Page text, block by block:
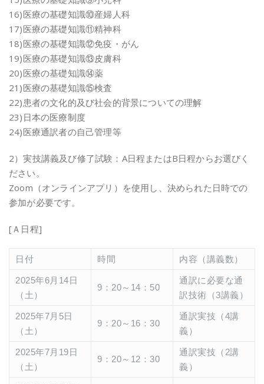
16)医療の基礎知識⑩産婦人科
17)医療の基礎知識⑪精神科
18)医療の基礎知識⑫免疫・がん
19)医療の基礎知識⑬皮膚科
20)医療の基礎知識⑭薬
21)医療の基礎知識⑮検査
22)患者の文化的及び社会的背景についての理解
23)日本の医療制度
24)医療通訳者の自己管理等
2）実技講義及び修了試験：A日程またはB日程からお選びく
ださい。
Zoom（オンラインアプリ）を使用し、決められた日時での
参加が必要です。
[Ａ日程]
日付 時間 内容（講義数）
2025年6月14日
（土）
9：20～14：50
通訳に必要な通
訳技術（3講義）
2025年7月5日
（土）
9：20～16：30
通訳実技（4講
義）
2025年7月19日
（土）
9：20～12：30
通訳実技（2講
義）